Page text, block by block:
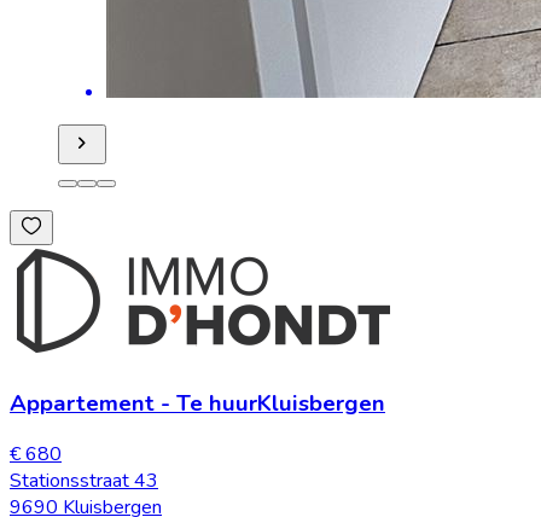
Appartement - Te huurKluisbergen
€ 680
Stationsstraat 43
9690 Kluisbergen